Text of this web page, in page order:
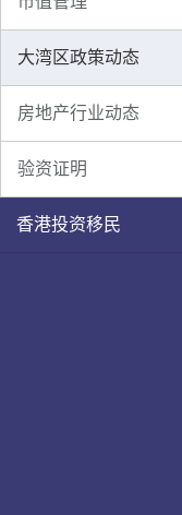
大湾区政策动态
房地产行业动态
验资证明
香港投资移民